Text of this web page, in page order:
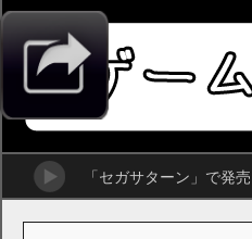
「セガサターン」で発